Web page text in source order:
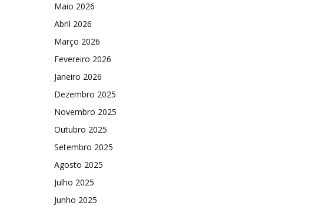
Maio 2026
Abril 2026
Março 2026
Fevereiro 2026
Janeiro 2026
Dezembro 2025
Novembro 2025
Outubro 2025
Setembro 2025
Agosto 2025
Julho 2025
Junho 2025